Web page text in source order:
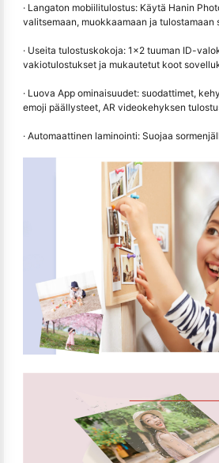
· Langaton mobiilitulostus: Käytä Hanin
valitsemaan, muokkaamaan ja tulostamaan
· Useita tulostuskokoja: 1x2 tuuman ID-
vakiotulostukset ja mukautetut koot
· Luova App ominaisuudet: suodattimet,
emoji päällysteet, AR videokehyksen
· Automaattinen laminointi: Suojaa